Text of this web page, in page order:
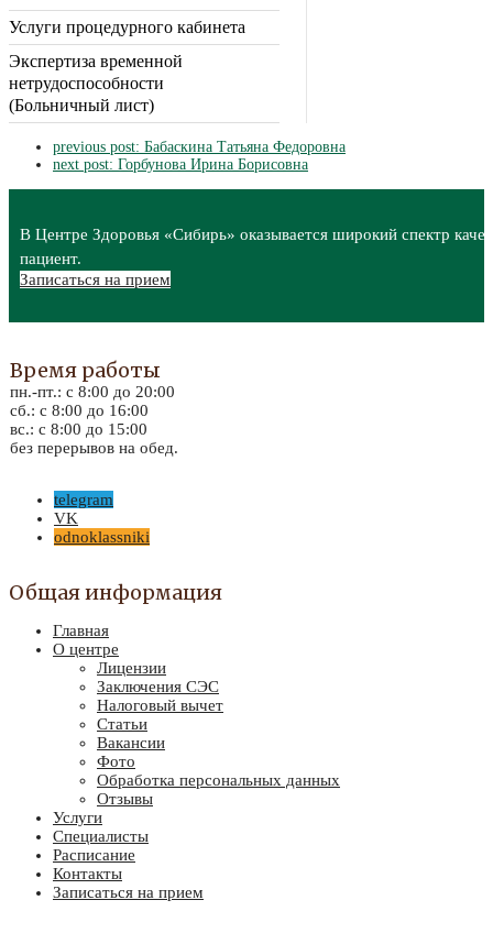
Услуги процедурного кабинета
Экспертиза временной
нетрудоспособности
(Больничный лист)
previous post: Бабаскина Татьяна Федоровна
next post: Горбунова Ирина Борисовна
В Центре Здоровья «Сибирь» оказывается широкий спектр
пациент.
Записаться на прием
Время работы
пн.-пт.: с 8:00 до 20:00
сб.: с 8:00 до 16:00
вс.: с 8:00 до 15:00
без перерывов на обед.
telegram
VK
odnoklassniki
Общая информация
Главная
О центре
Лицензии
Заключения СЭС
Налоговый вычет
Статьи
Вакансии
Фото
Обработка персональных данных
Отзывы
Услуги
Специалисты
Расписание
Контакты
Записаться на прием